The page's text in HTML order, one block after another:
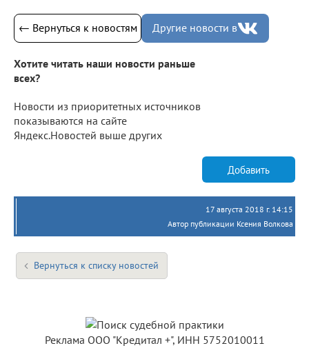
← Вернуться к новостям Другие новости в
Хотите читать наши новости раньше
всех?
Новости из приоритетных источников
показываются на сайте
Яндекс.Новостей выше других
Добавить
17 августа 2018 г. 14:15
Автор публикации Ксения Волкова
Вернуться к списку новостей
Реклама ООО "Кредитал +", ИНН 5752010011